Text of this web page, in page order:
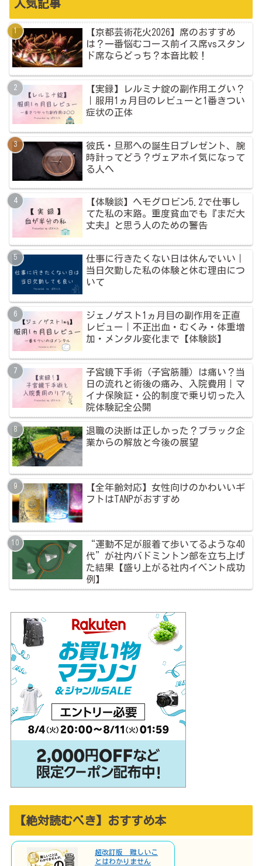
人気記事
【京都芸術花火2026】席のおすすめ
は？一番悩むコース前イス席vsスタン
ド席ならどっち？本音比較！
【実録】レルミナ錠の副作用エグい？
｜服用1ヵ月目のレビューと1番きつい
症状の正体
彼氏・旦那への誕生日プレゼント、腕
時計ってどう？ヴェアホイ気になって
る人へ
【体験談】ヘモグロビン5.2で仕事し
てた私の末路。重度貧血でも『まだ大
丈夫』と思う人のための警告
仕事に行きたくない日は休んでいい｜
当日欠勤した私の体験と休む理由につ
いて
ジェノゲスト1ヵ月目の副作用を正直
レビュー｜不正出血・むくみ・体重増
加・メンタル変化まで【体験談】
子宮鏡下手術（子宮筋腫）は痛い？当
日の流れと術後の痛み、入院費用｜マ
イナ保険証・公的制度で乗り切った入
院体験記全公開
退職の決断は正しかった？ブラック企
業からの解放と今後の展望
【全年齢対応】女性向けのかわいいギ
フトはTANPがおすすめ
“運動不足が服着て歩いてるような40
代”が社内バドミントン部を立ち上げ
た結果【盛り上がる社内イベント成功
例】
【絶対読むべき】おすすめ本
超改訂版 難しいこ
とはわかりません